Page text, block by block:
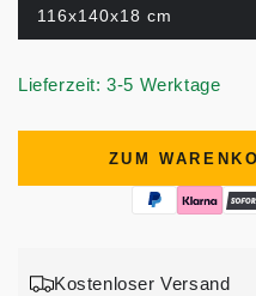
116x140x18 cm
Lieferzeit: 3-5 Werktage
ZUM
Kostenloser Versand